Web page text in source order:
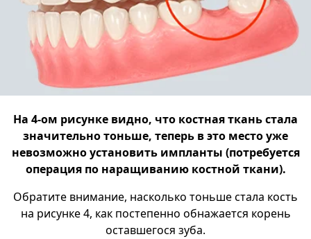
На 4-ом рисунке видно, что костная ткань стала
значительно тоньше, теперь в это место уже
невозможно установить импланты (потребуется
операция по наращиванию костной ткани).
Обратите внимание, насколько тоньше стала кость
на рисунке 4, как постепенно обнажается корень
оставшегося зуба.